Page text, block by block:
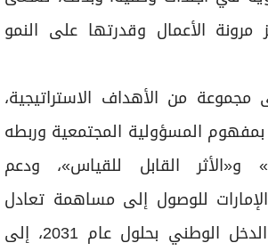
مرونة الأعمال وقدرتها على النمو
مجموعة من الأهداف الاستراتيجية،
بمفهوم المسؤولية المجتمعية وربطه
و«الأثر القابل للقياس»، ودعم
للوصول إلى مساهمة تعادل
1% من إجمالي الدخل الوطني بحلول عام 2031، إلى